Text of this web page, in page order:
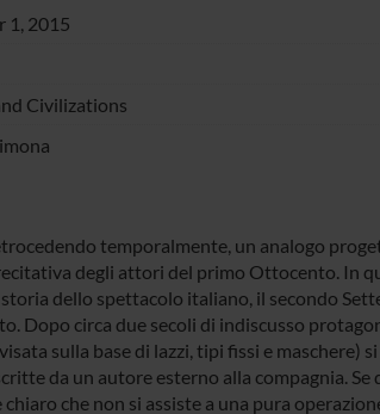
1, 2015
Civilizations
temporalmente, un analogo
degli attori del primo Ottocento. In
dello spettacolo italiano, il secondo
Dopo circa due secoli di indiscusso
sulla base di lazzi, tipi fissi e maschere)
da un autore esterno alla compagnia. Se
che non si assiste a una pura